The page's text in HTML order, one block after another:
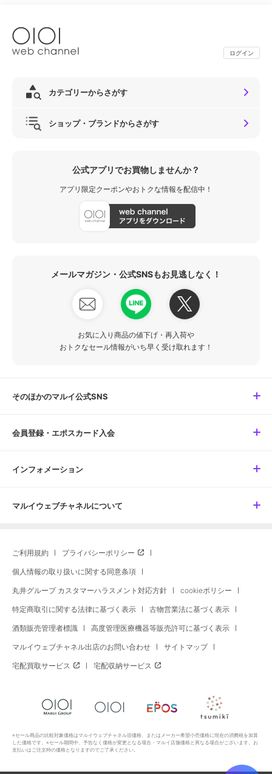
ログイン
カテゴリーからさがす
ショップ・ブランドからさがす
公式アプリでお買物しませんか？
アプリ限定クーポンやおトクな情報を配信中！
メールマガジン・公式SNSもお見逃しなく！
お気に入り商品の値下げ・再入荷や
おトクなセール情報がいち早く受け取れます！
そのほかのマルイ公式SNS
会員登録・エポスカード入会
インフォメーション
マルイウェブチャネルについて
ご利用規約 プライバシーポリシー
個人情報の取り扱いに関する同意条項
丸井グループ カスタマーハラスメント対応方針 cookieポリシー
特定商取引に関する法律に基づく表示 古物営業法に基づく表示
酒類販売管理者標識 高度管理医療機器等販売許可に基づく表示
マルイウェブチャネル出店のお問い合わせ サイトマップ
宅配買取サービス 宅配収納サービス
※セール商品の比較対象価格はマルイウェブチャネル旧価格、またはメーカー希望小売価格に現在の消費税を加算
した価格です。※セール期間中、予告なく価格が変更となる場合・マルイ店舗価格と異なる場合がございます。お
支払いはご注文時の価格となりますのでご了承ください。